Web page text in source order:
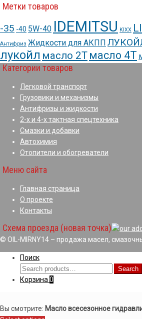
Метки товаров
-35 -40 5W-40 IDEMITSU KIXX
Антифриз Жидкости для АКПП
лукойл масло 2Т масло 4Т
Категории товаров
Легковой транспорт
Грузовики и механизмы
Антифризы и жидкости
2-х и 4-х тактная спецтехника
Смазки и добавки
Автохимия
Отопители и обогреватели
Меню сайта
Главная страница
О проекте
Контакты
Схема проезда (новая точка)
© OIL-MIRNY14 – продажа масел,
Поиск
Search
for:
Search
Корзина 0
Вы смотрите: Масло всесезонное